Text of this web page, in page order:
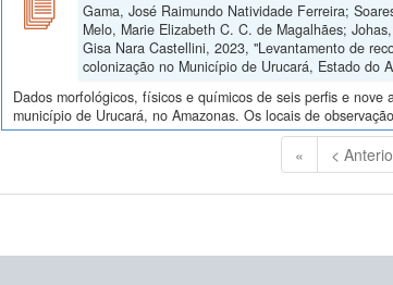
Gama, José Raimundo Natividade Ferreira;
Melo, Marie Elizabeth C. C. de Magalhães;
Gisa Nara Castellini, 2023, "Levantamento de
colonização no Município de Urucará, Estado do
Dados morfológicos, físicos e químicos de seis perfis e
município de Urucará, no Amazonas. Os locais de
« <